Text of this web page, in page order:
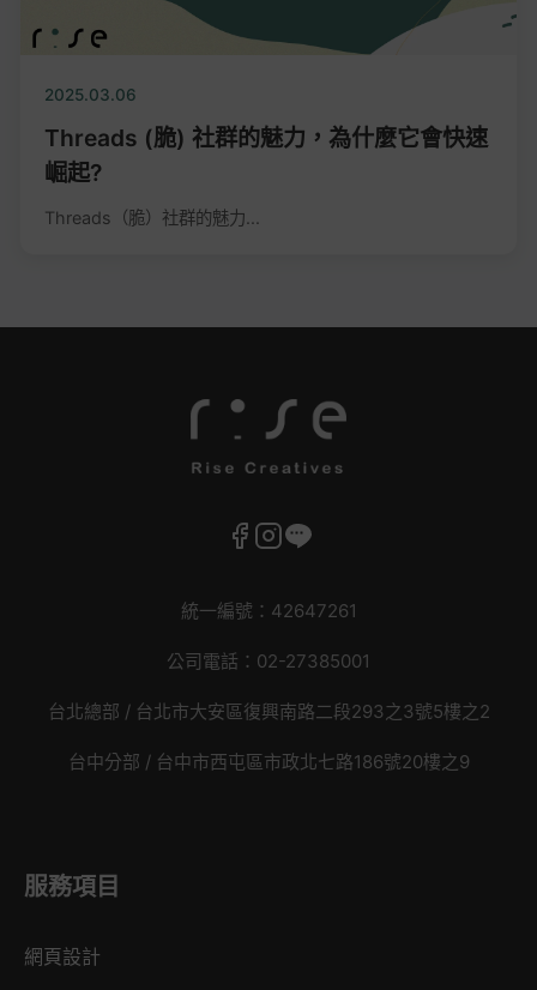
2025.03.06
Threads (脆) 社群的魅力，為什麼它會快速
崛起?
Threads（脆）社群的魅力...
統一編號：42647261
公司電話：02-27385001
台北總部 / 台北市大安區復興南路二段293之3號5樓之2
台中分部 / 台中市西屯區市政北七路186號20樓之9
服務項目
網頁設計